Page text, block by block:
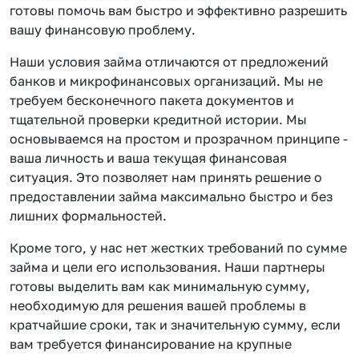
готовы помочь вам быстро и эффективно разрешить
вашу финансовую проблему.
Наши условия займа отличаются от предложений
банков и микрофинансовых организаций. Мы не
требуем бесконечного пакета документов и
тщательной проверки кредитной истории. Мы
основываемся на простом и прозрачном принципе -
ваша личность и ваша текущая финансовая
ситуация. Это позволяет нам принять решение о
предоставлении займа максимально быстро и без
лишних формальностей.
Кроме того, у нас нет жестких требований по сумме
займа и цели его использования. Наши партнеры
готовы выделить вам как минимальную сумму,
необходимую для решения вашей проблемы в
кратчайшие сроки, так и значительную сумму, если
вам требуется финансирование на крупные